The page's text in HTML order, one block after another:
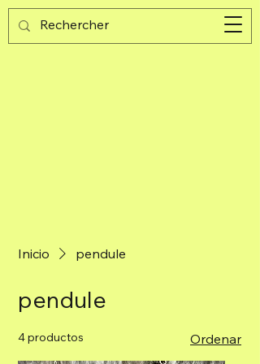
Guijad
Inicio pendule
pendule
4 productos Ordenar